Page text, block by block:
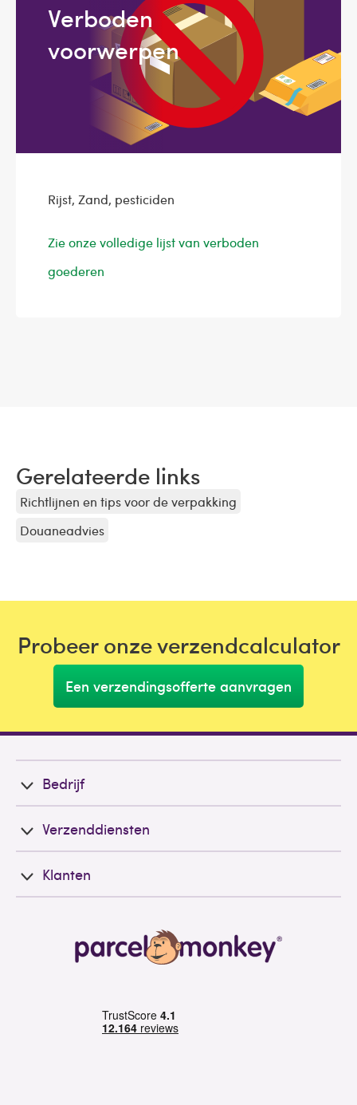
Verboden
voorwerpen
Rijst, Zand, pesticiden
Zie onze volledige lijst van verboden
goederen
Gerelateerde links
Richtlijnen en tips voor de verpakking
Douaneadvies
Probeer onze verzendcalculator
Een verzendingsofferte aanvragen
Bedrijf
Verzenddiensten
Klanten